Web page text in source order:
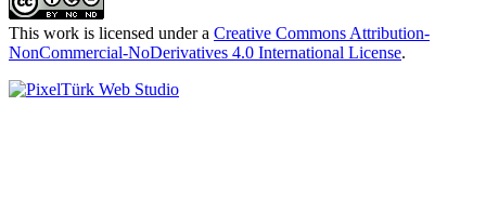
This work is licensed under a Creative Commons Attribution-
NonCommercial-NoDerivatives 4.0 International License.